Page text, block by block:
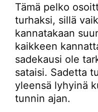
Tämä pelko
turhaksi, sillä
kannatakaan
kaikkeen
sadekausi ole
sataisi. Sadetta
yleensä lyhyinä
tunnin ajan.